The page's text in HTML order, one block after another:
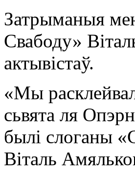
Затрыманыя
Свабоду»
актывістаў.
«Мы
сьвята ля
былі слоганы
Віталь